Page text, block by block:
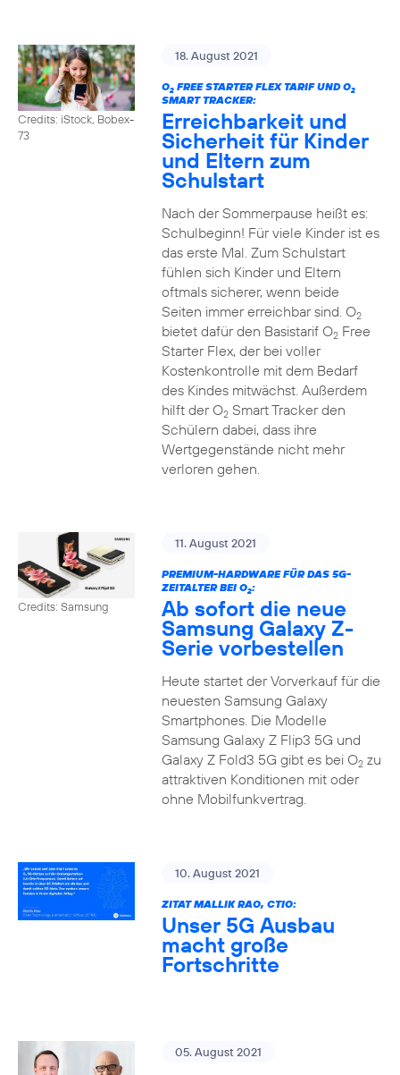
Credits: iStock, Bobex-
73
18. August 2021
O2FREE STARTER FLEX TARIF UND O2
SMART TRACKER:
Erreichbarkeit und
Sicherheit für Kinder
und Eltern zum
Schulstart
Nach der Sommerpause heißt es:
Schulbeginn! Für viele Kinder ist es
das erste Mal. Zum Schulstart
fühlen sich Kinder und Eltern
oftmals sicherer, wenn beide
Seiten immer erreichbar sind. O2
bietet dafür den Basistarif O2Free
Starter Flex, der bei voller
Kostenkontrolle mit dem Bedarf
des Kindes mitwächst. Außerdem
hilft der O2Smart Tracker den
Schülern dabei, dass ihre
Wertgegenstände nicht mehr
verloren gehen.
Credits: Samsung
11. August 2021
PREMIUM-HARDWARE FÜR DAS 5G-
ZEITALTER BEI O2:
Ab sofort die neue
Samsung Galaxy Z-
Serie vorbestellen
Heute startet der Vorverkauf für die
neuesten Samsung Galaxy
Smartphones. Die Modelle
Samsung Galaxy Z Flip3 5G und
Galaxy Z Fold3 5G gibt es bei O2zu
attraktiven Konditionen mit oder
ohne Mobilfunkvertrag.
10. August 2021
ZITAT MALLIK RAO, CTIO:
Unser 5G Ausbau
macht große
Fortschritte
05. August 2021